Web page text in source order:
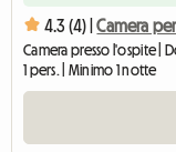
4.3 (4) | Camera
Camera presso l'ospite |
1 pers. | Minimo 1 notte